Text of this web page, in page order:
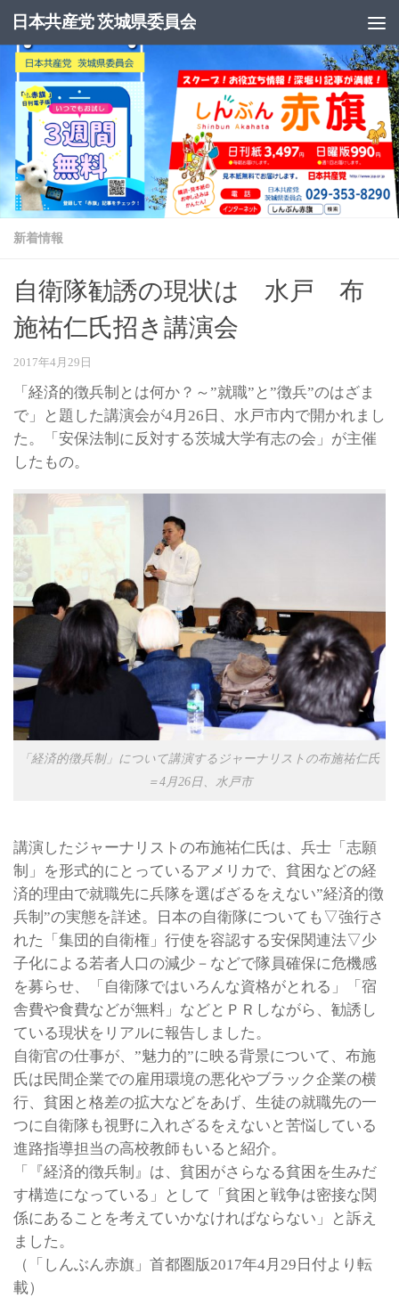
コンテンツへスキップ
日本共産党 茨城県委員会
新着情報
自衛隊勧誘の現状は 水戸 布
施祐仁氏招き講演会
2017年4月29日
「経済的徴兵制とは何か？～”就職”と”徴兵”のはざま
で」と題した講演会が4月26日、水戸市内で開かれまし
た。「安保法制に反対する茨城大学有志の会」が主催
したもの。
「経済的徴兵制」について講演するジャーナリストの布施祐仁氏
＝4月26日、水戸市
講演したジャーナリストの布施祐仁氏は、兵士「志願
制」を形式的にとっているアメリカで、貧困などの経
済的理由で就職先に兵隊を選ばざるをえない”経済的徴
兵制”の実態を詳述。日本の自衛隊についても▽強行さ
れた「集団的自衛権」行使を容認する安保関連法▽少
子化による若者人口の減少－などで隊員確保に危機感
を募らせ、「自衛隊ではいろんな資格がとれる」「宿
舎費や食費などが無料」などとＰＲしながら、勧誘し
ている現状をリアルに報告しました。
自衛官の仕事が、”魅力的”に映る背景について、布施
氏は民間企業での雇用環境の悪化やブラック企業の横
行、貧困と格差の拡大などをあげ、生徒の就職先の一
つに自衛隊も視野に入れざるをえないと苦悩している
進路指導担当の高校教師もいると紹介。
「『経済的徴兵制』は、貧困がさらなる貧困を生みだ
す構造になっている」として「貧困と戦争は密接な関
係にあることを考えていかなければならない」と訴え
ました。
（「しんぶん赤旗」首都圏版2017年4月29日付より転
載）